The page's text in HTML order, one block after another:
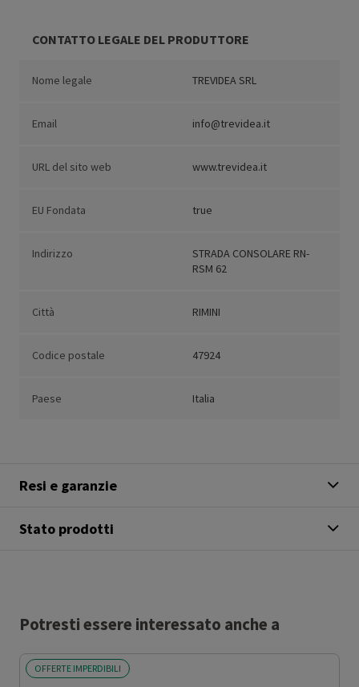
CONTATTO LEGALE DEL PRODUTTORE
Nome legale TREVIDEA SRL
Email info@trevidea.it
URL del sito web www.trevidea.it
EU Fondata true
Indirizzo
STRADA CONSOLARE RN-
RSM 62
Città RIMINI
Codice postale 47924
Paese Italia
Resi e garanzie
Stato prodotti
Potresti essere interessato anche a
OFFERTE IMPERDIBILI